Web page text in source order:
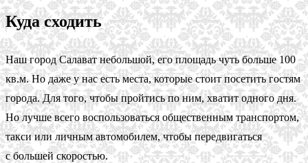
Куда сходить
Наш город Салават небольшой, его площадь чуть больше 100
кв.м. Но даже у нас есть места, которые стоит посетить гостям
города. Для того, чтобы пройтись по ним, хватит одного дня.
Но лучше всего воспользоваться общественным транспортом,
такси или личным автомобилем, чтобы передвигаться
с большей скоростью.